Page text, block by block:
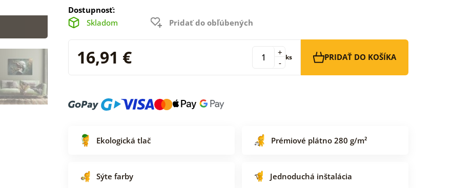
Dostupnosť:
Skladom
Pridať do obľúbených
16,91 € -
+ ks PRIDAŤ DO KOŠÍKA
Ekologická tlač Prémiové plátno 280 g/m²
Sýte farby Jednoduchá inštalácia